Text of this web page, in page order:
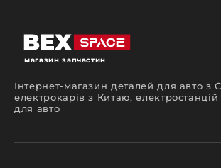
магазин запчастин
Інтернет-магазин деталей для авто з
електрокарів з Китаю, електростанцій
для авто